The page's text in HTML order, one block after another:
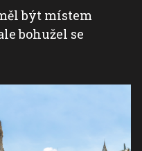
být místem
bohužel se